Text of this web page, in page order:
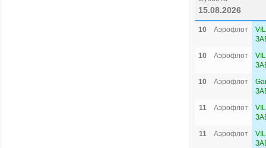
15.08.2026
10 Аэрофлот
10
Аэрофлот
10
Аэрофлот
11
Аэрофлот
11
Аэрофлот